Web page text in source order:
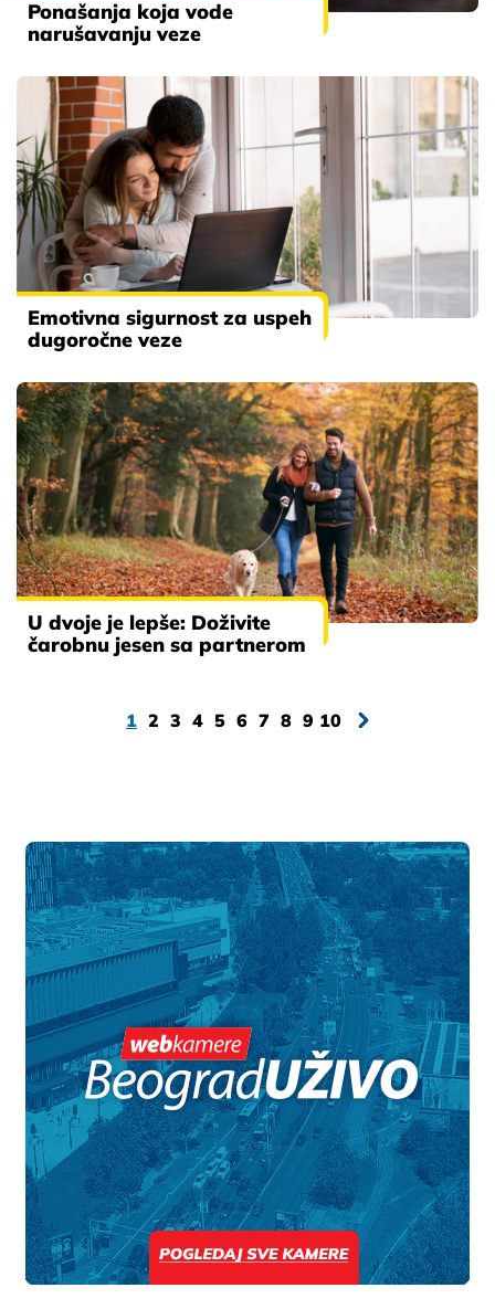
Ponašanja koja vode
narušavanju veze
Emotivna sigurnost za uspeh
dugoročne veze
U dvoje je lepše: Doživite
čarobnu jesen sa partnerom
1 2 3 4 5 6 7 8 9 10